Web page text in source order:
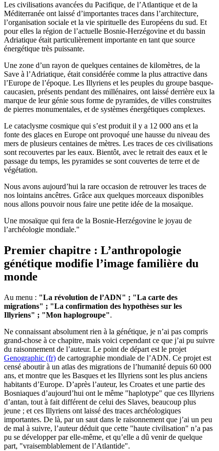
Les civilisations avancées du Pacifique, de l’Atlantique et de la
Méditerranée ont laissé d’importantes traces dans l’architecture,
l’organisation sociale et la vie spirituelle des Européens du sud. Et
pour elles la région de l’actuelle Bosnie-Herzégovine et du bassin
Adriatique était particulièrement importante en tant que source
énergétique très puissante.
Une zone d’un rayon de quelques centaines de kilomètres, de la
Save à l’Adriatique, était considérée comme la plus attractive dans
l’Europe de l’époque. Les Illyriens et les peuples du groupe basque-
caucasien, présents pendant des millénaires, ont laissé derrière eux la
marque de leur génie sous forme de pyramides, de villes construites
de pierres monumentales, et de systèmes énergétiques complexes.
Le cataclysme cosmique qui s’est produit il y a 12 000 ans et la
fonte des glaces en Europe ont provoqué une hausse du niveau des
mers de plusieurs centaines de mètres. Les traces de ces civilisations
sont recouvertes par les eaux. Bientôt, avec le retrait des eaux et le
passage du temps, les pyramides se sont couvertes de terre et de
végétation.
Nous avons aujourd’hui la rare occasion de retrouver les traces de
nos lointains ancêtres. Grâce aux quelques morceaux disponibles
nous allons pouvoir nous faire une petite idée de la mosaïque.
Une mosaïque qui fera de la Bosnie-Herzégovine le joyau de
l’archéologie mondiale."
Premier chapitre : L’anthropologie
génétique modifie l’image familière du
monde
Au menu : "La révolution de l’ADN" ; "La carte des
migrations" ; "La confirmation des hypothèses sur les
Illyriens" ; "Mon haplogroupe".
Ne connaissant absolument rien à la génétique, je n’ai pas compris
grand-chose à ce chapitre, mais voici cependant ce que j’ai pu suivre
du raisonnement de l’auteur. Le point de départ est le projet
Genographic (fr) de cartographie mondiale de l’ADN. Ce projet est
censé aboutir à un atlas des migrations de l’humanité depuis 60 000
ans, et montre que les Basques et les Illyriens sont les plus anciens
habitants d’Europe. D’après l’auteur, les Croates et une partie des
Bosniaques d’aujourd’hui ont le même "haplotype" que ces Illyriens
d’antan, tout à fait différent de celui des Slaves, beaucoup plus
jeune ; et ces Illyriens ont laissé des traces archéologiques
importantes. De là, par un saut dans le raisonnement que j’ai un peu
de mal à suivre, l’auteur déduit que cette "haute civilisation" n’a pas
pu se développer par elle-même, et qu’elle a dû venir de quelque
part, "vraisemblablement de l’Atlantide".